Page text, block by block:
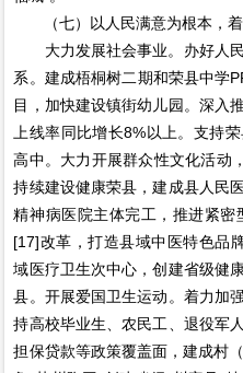
（七）以人民满意为根本，着
大力发展社会事业。办好人民
系。建成梧桐树二期和荣县中学
目，加快建设镇街幼儿园。深入
上线率同比增长8%以上。支持
高中。大力开展群众性文化活动
持续建设健康荣县，建成县人民
精神病医院主体完工，推进紧
[17]改革，打造县域中医特色品
域医疗卫生次中心，创建省级健
县。开展爱国卫生运动。着力加
持高校毕业生、农民工、退役军
担保贷款等政策覆盖面，建成村